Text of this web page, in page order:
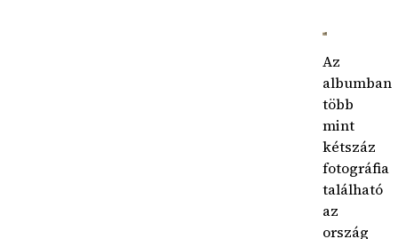
Az
albumban
több
mint
kétszáz
fotográfia
található
az
ország